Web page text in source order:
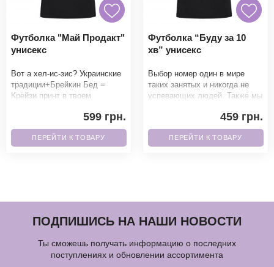
Футболка "Май Продакт"
унисекс
Вот а хел-ис-зис? Украинские
традиции+Брейкин Бед =
Крейзи принт в твоем
смогут пройти мимо.Б599 грн.
ПЕРЕЙТИ К ТОВАРУ
Футболка “Буду за 10
хв” унисекс
Выбор номер один в мире
таких занятых и никогда не
успевающих людей. Также мы
459 грн.
ПЕРЕЙТИ К ТОВАРУ
ПОДПИШИСЬ НА НАШИ НОВОСТИ
Ты сможешь получать информацию о последних
поступлениях и обновлении ассортимента